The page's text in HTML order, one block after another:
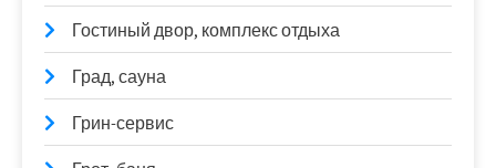
Гостиный двор, комплекс отдыха
Град, сауна
Грин-сервис